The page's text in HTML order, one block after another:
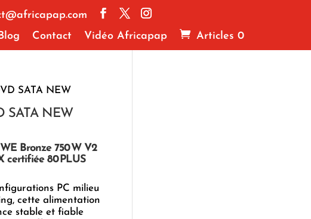
Contact Vidéo Africapap Articles 0
SATA NEW
SATA NEW
Bronze 750 W V2
certifiée 80 PLUS
PC milieu
cette alimentation
stable et fiable